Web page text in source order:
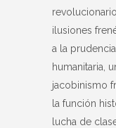
ilusiones
a la
humanitaria,
jacobinismo
la función
lucha de